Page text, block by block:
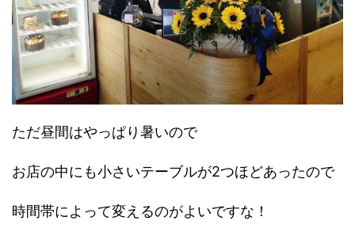
ただ昼間はやっぱり暑いので
お店の中にも小さいテーブルが2つほどあったので
時間帯によって変えるのがよいですな！